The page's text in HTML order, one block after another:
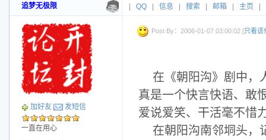
追梦无极限 QQ 信息 搜索 邮箱 主页
加好友 发短信
一直在用心
Post By：2006-01-07 03:00:02 [只看该
在《朝阳沟》剧中，
真是一个快言快语、敢
爱说爱笑、干活毫不惜
在朝阳沟南邻垌头，